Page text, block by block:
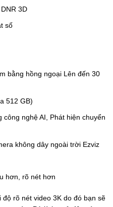
3D
số
bằng hồng ngoại Lên đến 30
512 GB)
nghệ AI, Phát hiện chuyển
không dây ngoài trời Ezviz
hơn, rõ nét hơn
rõ nét video 3K do đó bạn sẽ